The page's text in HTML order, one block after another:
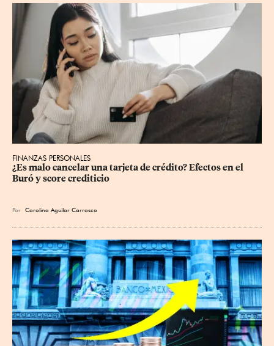
FINANZAS PERSONALES
¿Es malo cancelar una tarjeta de crédito? Efectos en el
Buró y score crediticio
Por Carolina Aguilar Carrasco